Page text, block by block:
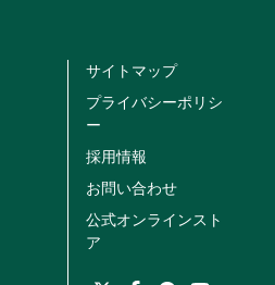
サイトマップ
プライバシーポリシ
ー
採用情報
お問い合わせ
公式オンラインスト
ア